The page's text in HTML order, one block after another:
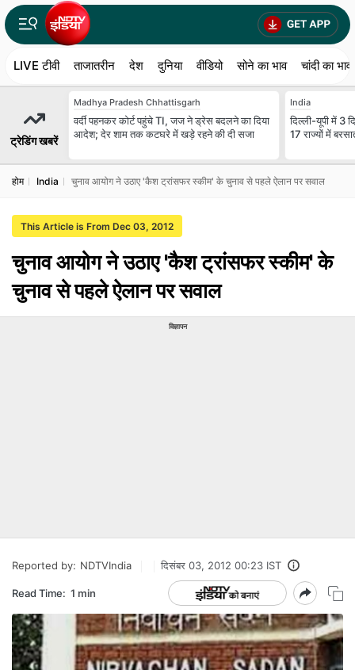
LIVE टीवी ताजातरीन देश दुनिया वीडियो सोने का भाव चांदी का भाव
ट्रेडिंग खबरें
Madhya Pradesh Chhattisgarh
वर्दी पहनकर कोर्ट पहुंचे TI, जज ने ड्रेस बदलने का दिया
आदेश; देर शाम तक कटघरे में खड़े रहने की दी सजा
India
दिल्ली-यूपी में 3
17 राज्यों में
होम India चुनाव आयोग ने उठाए 'कैश ट्रांसफर स्कीम' के चुनाव से पहले ऐलान पर सवाल
This Article is From Dec 03, 2012
चुनाव आयोग ने उठाए 'कैश ट्रांसफर स्कीम' के
चुनाव से पहले ऐलान पर सवाल
विज्ञापन
Reported by: NDTVIndia दिसंबर 03, 2012 00:23 IST
Read Time: 1 min